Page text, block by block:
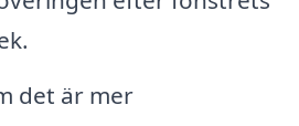
det är mer